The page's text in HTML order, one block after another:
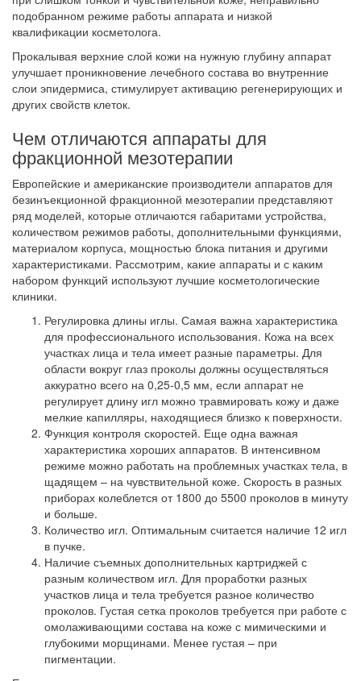
подобранном режиме работы аппарата и низкой
квалификации косметолога.
Прокалывая верхние слой кожи на нужную глубину аппарат
улучшает проникновение лечебного состава во внутренние
слои эпидермиса, стимулирует активацию регенерирующих и
других свойств клеток.
Чем отличаются аппараты для
фракционной мезотерапии
Европейские и американские производители аппаратов для
безинъекционной фракционной мезотерапии представляют
ряд моделей, которые отличаются габаритами устройства,
количеством режимов работы, дополнительными функциями,
материалом корпуса, мощностью блока питания и другими
характеристиками. Рассмотрим, какие аппараты и с каким
набором функций используют лучшие косметологические
клиники.
Регулировка длины иглы. Самая важна характеристика
для профессионального использования. Кожа на всех
участках лица и тела имеет разные параметры. Для
области вокруг глаз проколы должны осуществляться
аккуратно всего на 0,25-0,5 мм, если аппарат не
регулирует длину игл можно травмировать кожу и даже
мелкие капилляры, находящиеся близко к поверхности.
Функция контроля скоростей. Еще одна важная
характеристика хороших аппаратов. В интенсивном
режиме можно работать на проблемных участках тела, в
щадящем – на чувствительной коже. Скорость в разных
приборах колеблется от 1800 до 5500 проколов в минуту
и больше.
Количество игл. Оптимальным считается наличие 12 игл
в пучке.
Наличие съемных дополнительных картриджей с
разным количеством игл. Для проработки разных
участков лица и тела требуется разное количество
проколов. Густая сетка проколов требуется при работе с
омолаживающими состава на коже с мимическими и
глубокими морщинами. Менее густая – при
пигментации.